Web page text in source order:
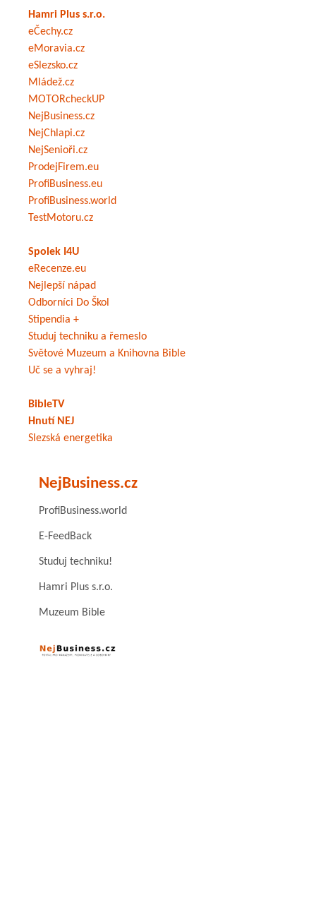
Hamri Plus s.r.o.
eČechy.cz
eMoravia.cz
eSlezsko.cz
Mládež.cz
MOTORcheckUP
NejBusiness.cz
NejChlapi.cz
NejSenioři.cz
ProdejFirem.eu
ProfiBusiness.eu
ProfiBusiness.world
TestMotoru.cz
Spolek I4U
eRecenze.eu
Nejlepší nápad
Odborníci Do Škol
Stipendia +
Studuj techniku a řemeslo
Světové Muzeum a Knihovna Bible
Uč se a vyhraj!
BibleTV
Hnutí NEJ
Slezská energetika
NejBusiness.cz
ProfiBusiness.world
E-FeedBack
Studuj techniku!
Hamri Plus s.r.o.
Muzeum Bible